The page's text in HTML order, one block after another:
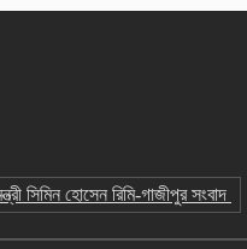
সিমিন হোসেন রিমি-গাজীপুর সংবাদ